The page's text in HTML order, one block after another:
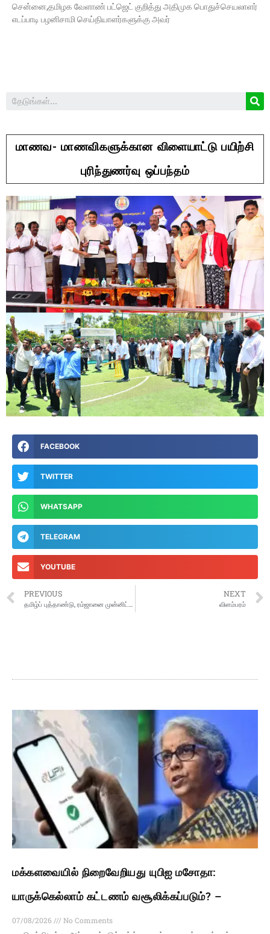
சென்னை,தமிழக வேளாண் பட்ஜெட் குறித்து அதிமுக பொதுச்செயலாளர்
எடப்பாடி பழனிசாமி செய்தியாளர்களுக்கு அவர்
மாணவ- மாணவிகளுக்கான விளையாட்டு பயிற்சி
புரிந்துணர்வு ஒப்பந்தம்
FACEBOOK
TWITTER
WHATSAPP
TELEGRAM
YOUTUBE
PREVIOUS NEXT
விளம்பரம்
மக்களவையில் நிறைவேறியது யுபிஐ மசோதா:
யாருக்கெல்லாம் கட்டணம் வசூலிக்கப்படும்? –
07/08/2026
No Comments